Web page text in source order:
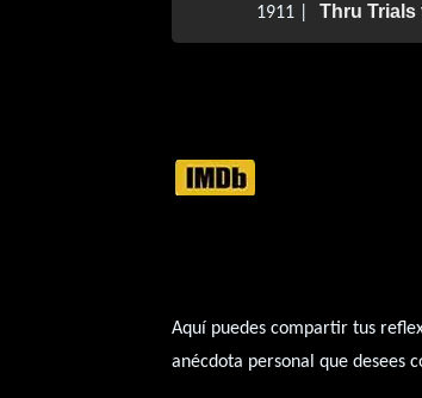
1911 | Thru
Aquí puedes compartir tus
anécdota personal que desees